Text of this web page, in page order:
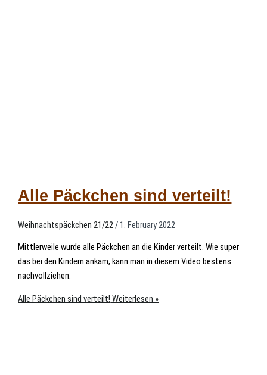
Alle Päckchen sind verteilt!
Weihnachtspäckchen 21/22 /1. February 2022
Mittlerweile wurde alle Päckchen an die Kinder verteilt. Wie super
das bei den Kindern ankam, kann man in diesem Video bestens
nachvollziehen.
Alle Päckchen sind verteilt! Weiterlesen »